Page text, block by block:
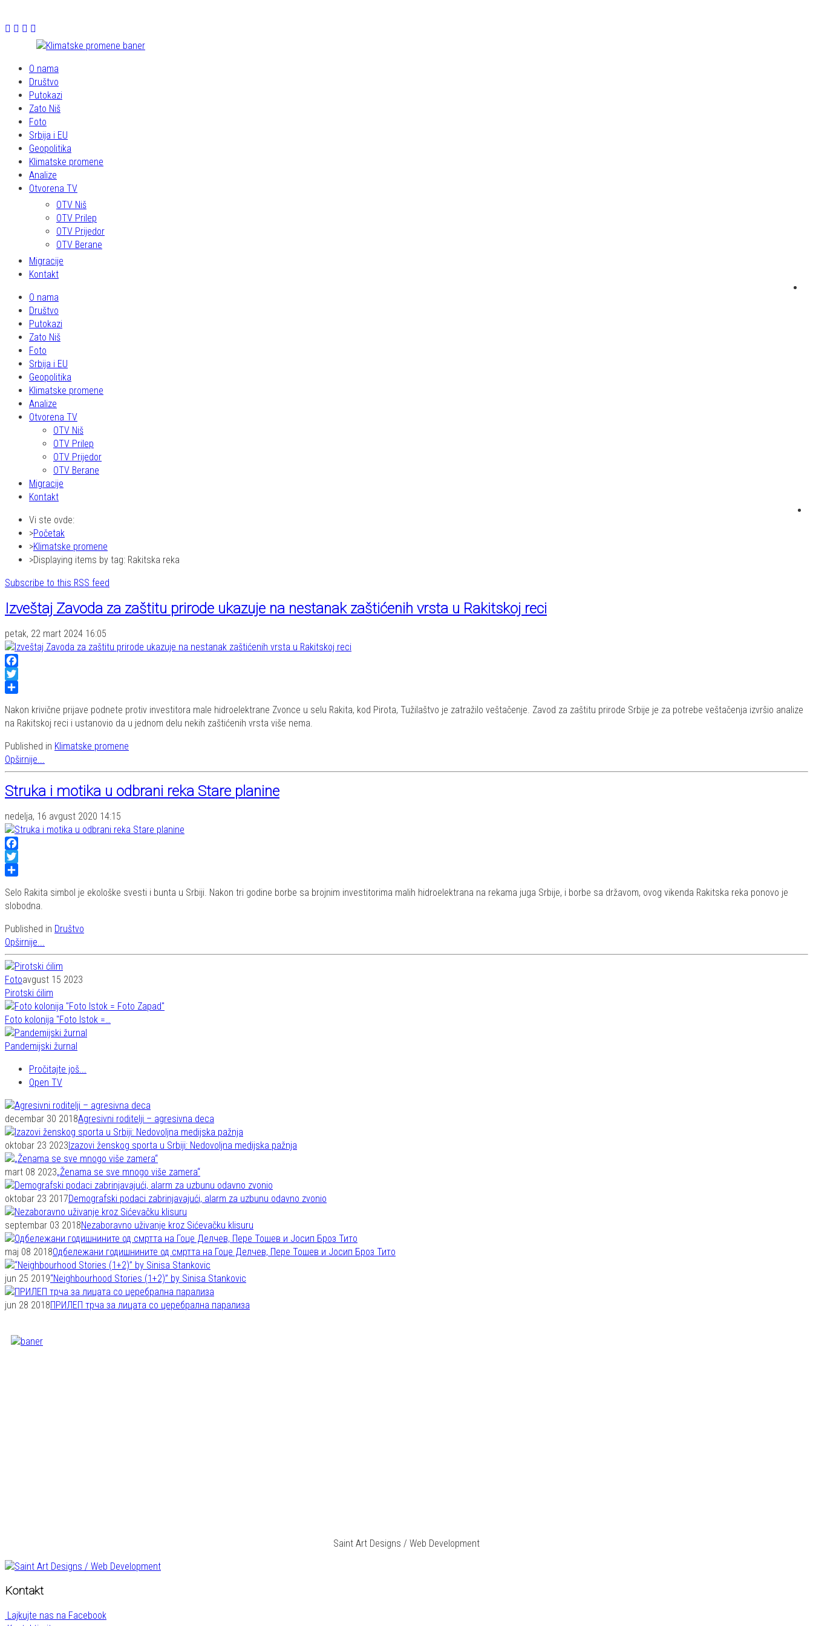
O nama
Društvo
Putokazi
Zato Niš
Foto
Srbija i EU
Geopolitika
Klimatske promene
Analize
Otvorena TV
OTV Niš
OTV Prilep
OTV Prijedor
OTV Berane
Migracije
Kontakt
O nama
Društvo
Putokazi
Zato Niš
Foto
Srbija i EU
Geopolitika
Klimatske promene
Analize
Otvorena TV
OTV Niš
OTV Prilep
OTV Prijedor
OTV Berane
Migracije
Kontakt
Vi ste ovde:
Početak
Klimatske promene
Displaying items by tag: Rakitska reka
Subscribe to this RSS feed
Izveštaj Zavoda za zaštitu prirode ukazuje na nestanak zaštićenih vrsta u Rakitskoj reci
petak, 22 mart 2024 16:05
Facebook
Twitter
Nakon krivične prijave podnete protiv investitora male hidroelektrane Zvonce u selu Rakita, kod Pirota, Tužilaštvo je zatražilo veštačenje. Zavod za zaštitu prirode Srbije je za potrebe veštačenja izvršio analize
na Rakitskoj reci i ustanovio da u jednom delu nekih zaštićenih vrsta više nema.
Published in Klimatske promene
Opširnije...
Struka i motika u odbrani reka Stare planine
nedelja, 16 avgust 2020 14:15
Facebook
Twitter
Selo Rakita simbol je ekološke svesti i bunta u Srbiji. Nakon tri godine borbe sa brojnim investitorima malih hidroelektrana na rekama juga Srbije, i borbe sa državom, ovog vikenda Rakitska reka ponovo je
slobodna.
Published in Društvo
Opširnije...
Fotoavgust 15 2023
Pirotski ćilim
Foto kolonija "Foto Istok =…
Pandemijski žurnal
Pročitajte još...
Open TV
decembar 30 2018Agresivni roditelji – agresivna deca
oktobar 23 2023Izazovi ženskog sporta u Srbiji: Nedovoljna medijska pažnja
mart 08 2023„Ženama se sve mnogo više zamera“
oktobar 23 2017Demografski podaci zabrinjavajući, alarm za uzbunu odavno zvonio
septembar 03 2018Nezaboravno uživanje kroz Sićevačku klisuru
maj 08 2018Oдбележани годишнините од смртта на Гоце Делчев, Пере Тошев и Јосип Броз Тито
jun 25 2019“Neighbourhood Stories (1+2)” by Sinisa Stankovic
jun 28 2018ПРИЛЕП трча за лицата со церебрална парализа
Saint Art Designs / Web Development
Kontakt
Lajkujte nas na Facebook